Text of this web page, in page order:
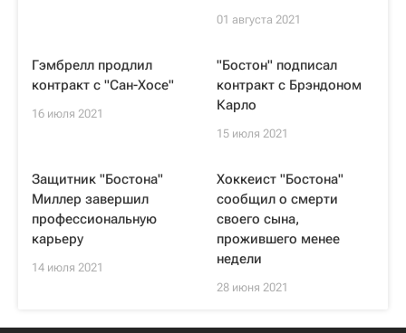
01 августа 2021
Гэмбрелл продлил
контракт с "Сан-Хосе"
16 июля 2021
"Бостон" подписал
контракт с Брэндоном
Карло
15 июля 2021
Защитник "Бостона"
Миллер завершил
профессиональную
карьеру
14 июля 2021
Хоккеист "Бостона"
сообщил о смерти
своего сына,
прожившего менее
недели
28 июня 2021